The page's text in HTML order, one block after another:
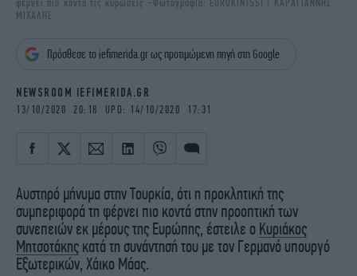
iBOOKS
ΖΩΔΙΑ
MEDIA
ELAMEFORA
NEWSLETTER
φέρνει πιο κοντά τις κυρώσεις -Φωτογραφία: EUROKINISSI / ΚΑΡΑΓΙΑΝΝΗΣ
ΜΙΧΑΛΗΣ
Πρόσθεσε το iefimerida.gr ως προτιμώμενη πηγή στη Google
NEWSROOM IEFIMERIDA.GR
13/10/2020 20:18 UPD: 14/10/2020 17:31
Αυστηρό μήνυμα στην Τουρκία, ότι η προκλητική της
συμπεριφορά τη φέρνει πιο κοντά στην προοπτική των
συνεπειών εκ μέρους της Ευρώπης, έστειλε ο Κυριάκος
Μητσοτάκης κατά τη συνάντησή του με τον Γερμανό υπουργό
Εξωτερικών, Χάικο Μάας.